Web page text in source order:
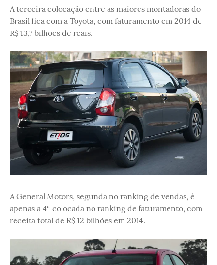
A terceira colocação entre as maiores montadoras do
Brasil fica com a Toyota, com faturamento em 2014 de
R$ 13,7 bilhões de reais.
A General Motors, segunda no ranking de vendas, é
apenas a 4ª colocada no ranking de faturamento, com
receita total de R$ 12 bilhões em 2014.